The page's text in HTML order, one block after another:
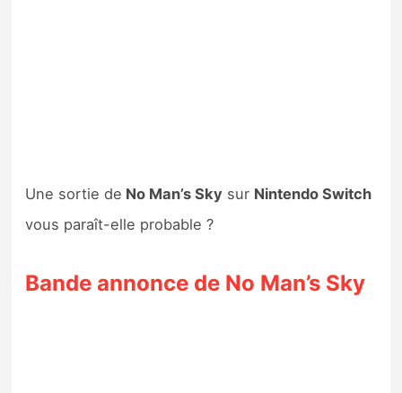
Une sortie de No Man’s Sky sur Nintendo Switch
vous paraît-elle probable ?
Bande annonce de No Man’s Sky